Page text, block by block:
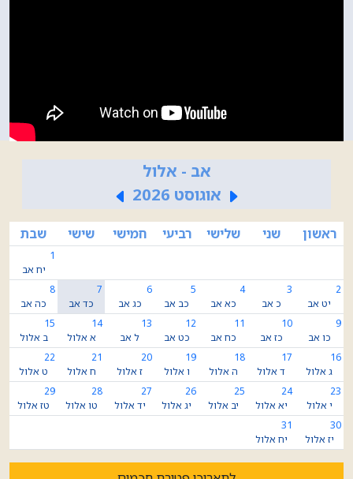
הספר 'כבוד אם' - ליקוטים מחיבוריו. בימינו, צאצאיו הדפיסו
אב - אלול
אוגוסט 2026
ראשון שני שלישי רביעי חמישי שישי שבת
1
יח אב
2
יט אב
3
כ אב
4
כא אב
5
כב אב
6
כג אב
7
כד אב
8
כה אב
9
כו אב
10
כז אב
11
כח אב
12
כט אב
13
ל אב
14
א אלול
15
ב אלול
16
ג אלול
17
ד אלול
18
ה אלול
19
ו אלול
20
ז אלול
21
ח אלול
22
ט אלול
23
י אלול
24
יא אלול
25
יב אלול
26
יג אלול
27
יד אלול
28
טו אלול
29
טז אלול
30
יז אלול
31
יח אלול